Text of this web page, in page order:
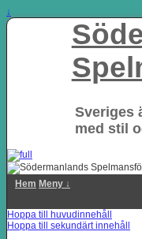
↓
Sveriges
med stil
Hem Meny ↓
Hoppa till huvudinnehåll
Hoppa till sekundärt innehåll